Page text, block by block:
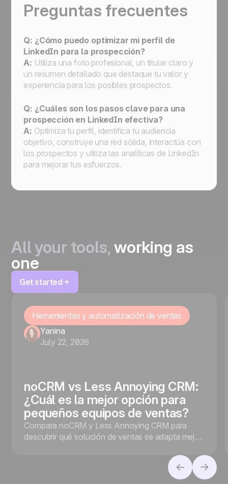
Preguntas frecuentes
Q: ¿Cómo puedo optimizar mi perfil de
LinkedIn para la prospección?
A: Utiliza una foto profesional, un titular claro y
un resumen detallado que destaque tu valor y
experiencia para los posibles prospectos.
Q: ¿Cuáles son los pasos clave para una
prospección en LinkedIn efectiva?
A: Optimiza tu perfil, identifica tu audiencia
objetivo, construye una red sólida, interactúa con
los prospectos y utiliza las analíticas de LinkedIn
para mejorar tus esfuerzos.
All your tools,working as
one
Get started
Herramientas y automatización de ventas
Yanina
July 22, 2026
noCRM vs Less Annoying CRM:
¿Cuál es la mejor opción para
pequeños equipos de ventas?
Compara noCRM y Less Annoying CRM para
descubrir qué solución de ventas se adapta mejor